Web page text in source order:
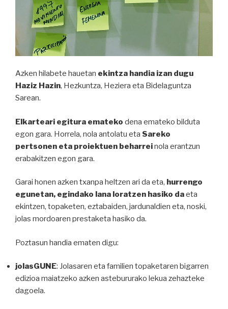
Azken hilabete hauetan ekintza handia izan dugu
Haziz Hazin, Hezkuntza, Heziera eta Bidelaguntza
Sarean.
Elkarteari egitura emateko dena emateko bilduta
egon gara. Horrela, nola antolatu eta Sareko
pertsonen eta proiektuen beharreinola erantzun
erabakitzen egon gara.
Garai honen azken txanpa heltzen ari da eta, hurrengo
egunetan, egindako lana loratzen hasiko daeta
ekintzen, topaketen, eztabaiden, jardunaldien eta, noski,
jolas mordoaren prestaketa hasiko da.
Poztasun handia ematen digu:
jolasGUNE: Jolasaren eta familien topaketaren bigarren
edizioa maiatzeko azken astebururako lekua zehazteke
dagoela.